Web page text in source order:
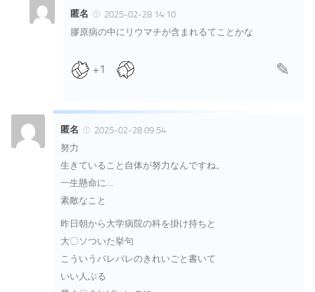
匿名
2025-02-28 14:10
膠原病の中にリウマチが含まれるてことかな
+1
匿名
2025-02-28 09:54
努力
生きていること自体が努力なんですね。
一生懸命に…
素敵なこと
昨日朝から大学病院の科を掛け持ちと
大〇ソついた挙句
こういうバレバレのきれいごと書いて
いい人ぶる